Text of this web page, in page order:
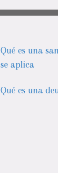
Qué es una
se aplica
Qué es una